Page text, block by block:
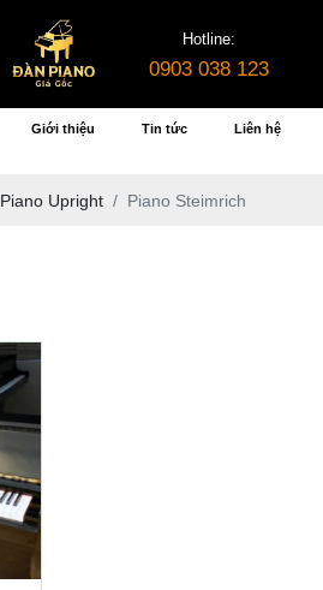
Hotline:
0903 038 123
Giới thiệu Tin tức Liên hệ
Piano Upright Piano Steimrich